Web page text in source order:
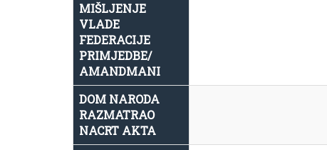
MIŠLJENJE
VLADE
FEDERACIJE
PRIMJEDBE/
AMANDMANI
DOM NARODA
RAZMATRAO
NACRT AKTA